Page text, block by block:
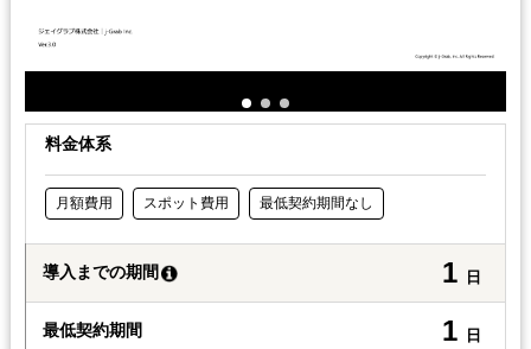
料金体系
月額費用 スポット費用 最低契約期間なし
導入までの期間 1 日
最低契約期間 1 日